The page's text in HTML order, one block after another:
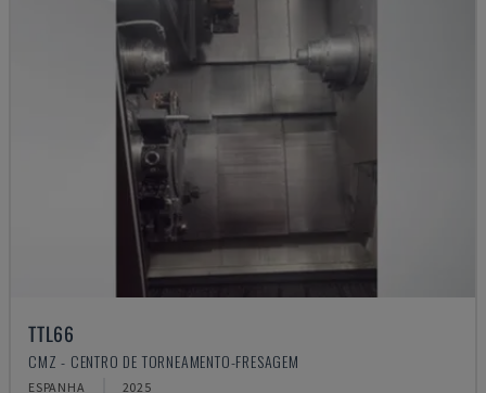
TTL66
CMZ - CENTRO DE TORNEAMENTO-FRESAGEM
ESPANHA 2025